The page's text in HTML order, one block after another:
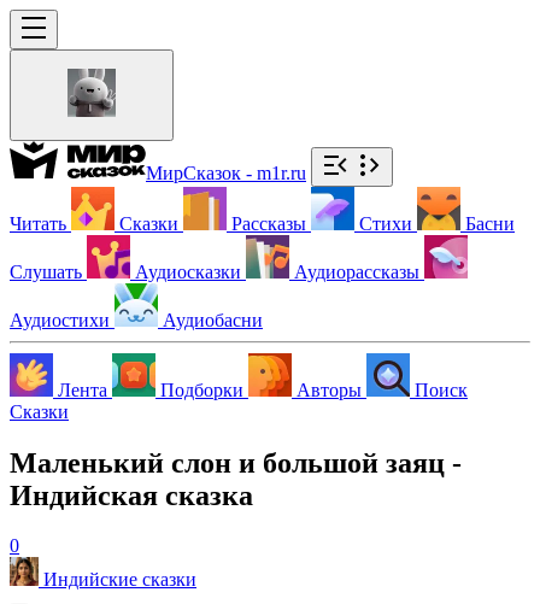
МирСказок - m1r.ru
Читать Сказки Рассказы Стихи Басни
Слушать Аудиосказки Аудиорассказы
Аудиостихи Аудиобасни
Лента Подборки Авторы
Поиск
Сказки
Маленький слон и большой заяц -
Индийская сказка
0
Индийские сказки